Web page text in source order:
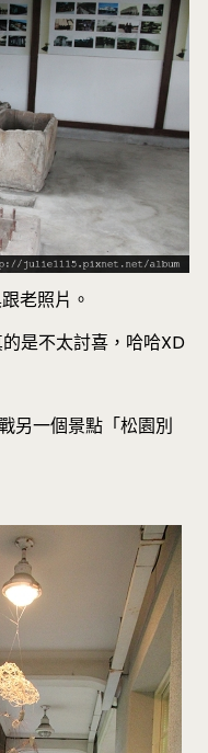
老照片。
是不太討喜，哈哈XD
另一個景點「松園別